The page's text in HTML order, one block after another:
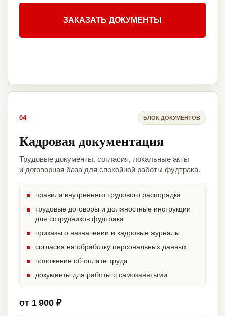
ЗАКАЗАТЬ ДОКУМЕНТЫ
04 БЛОК ДОКУМЕНТОВ
Кадровая документация
Трудовые документы, согласия, локальные акты
и договорная база для спокойной работы фудтрака.
правила внутреннего трудового распорядка
трудовые договоры и должностные инструкции
для сотрудников фудтрака
приказы о назначении и кадровые журналы
согласия на обработку персональных данных
положение об оплате труда
документы для работы с самозанятыми
от 1 900 ₽